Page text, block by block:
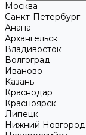
Москва
Санкт-Петербург
Анапа
Архангельск
Владивосток
Волгоград
Иваново
Казань
Краснодар
Красноярск
Липецк
Нижний Новгород